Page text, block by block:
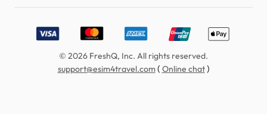
Accepted payment methods: Visa, MasterCard, American
© 2026 FreshQ, Inc. All rights reserved.
support@esim4travel.com( Online chat)